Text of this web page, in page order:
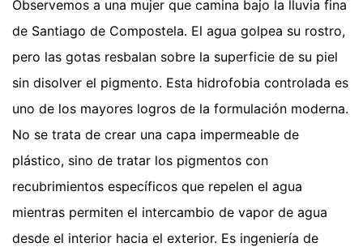
Observemos a una mujer que camina bajo la lluvia fina
de Santiago de Compostela. El agua golpea su rostro,
pero las gotas resbalan sobre la superficie de su piel
sin disolver el pigmento. Esta hidrofobia controlada es
uno de los mayores logros de la formulación moderna.
No se trata de crear una capa impermeable de
plástico, sino de tratar los pigmentos con
recubrimientos específicos que repelen el agua
mientras permiten el intercambio de vapor de agua
desde el interior hacia el exterior. Es ingeniería de